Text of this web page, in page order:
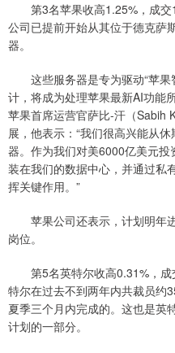
第3名苹果收高1.25%，成交
公司已提前开始从其位于德克萨
器。
这些服务器是专为驱动“苹果
计，将成为处理苹果最新AI功能
苹果首席运营官萨比-汗（Sabih
展，他表示：“我们很高兴能从
器。作为我们对美6000亿美元
装在我们的数据中心，并通过私
挥关键作用。”
苹果公司还表示，计划明年
岗位。
第5名英特尔收高0.31%，成
特尔在过去不到两年内共裁员约
夏季三个月内完成的。这也是英
计划的一部分。